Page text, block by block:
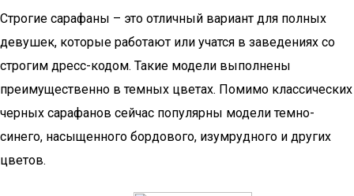
Строгие сарафаны – это отличный вариант для полных
девушек, которые работают или учатся в заведениях со
строгим дресс-кодом. Такие модели выполнены
преимущественно в темных цветах. Помимо классических
черных сарафанов сейчас популярны модели темно-
синего, насыщенного бордового, изумрудного и других
цветов.